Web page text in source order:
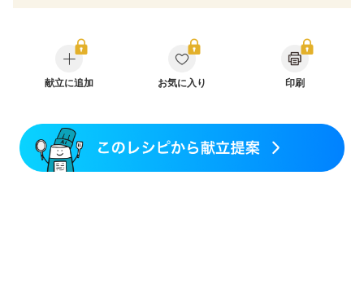
糖尿病性腎症（第３期）
CKD（ステージ１）
CKD（ステージ２）
CKD（ステージ３a）
乳がん（抗がん剤治療中）
乳がん（ホルモン療法中）
妊娠中(初期)
妊婦健診・血圧が気になる（初期）
妊婦健診・血糖値が気になる（初期）
献立に追加 お気に入り 印刷